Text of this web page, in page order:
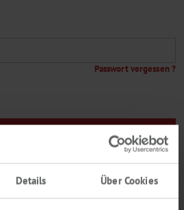
Details Über Cookies
Passwort vergessen ?
Kunde oder Sie haben noch keinen
unserem Lieferprogramm: